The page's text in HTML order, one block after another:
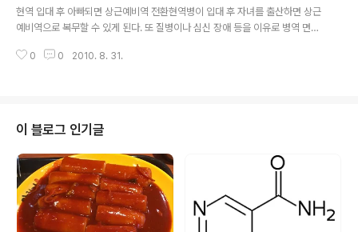
했을 때 모 동호회 사이트에서 타블로 관련해서 조금 길게
댓글 논쟁(?)을 한 적이 있습니다. 타블로를 옹호하는 것은
리더군요. 그 때 제가 주장한 것은 조금만 선의로 해석해보
현역 입대 후 아빠되면 상근예비역 전환현역병이 입대 후 자녀를 출산하면 상근
예비역으로 복무할 수 있게 된다. 또 질병이나 심신 장애 등을 이유로 병역 면제
수 있게 된다. 정부는 31일 청와대에서 열린 국무회의에서 이같은 내용의 '병역
나온 출산 장려책인가요? 출산장려책으로는 좋을지도 모르지만 가정문제는 더
생기지 않을까 약간 걱정도 됩니다. (그나저나 이미 아이가 있으면 상근예비역
으로 복무할 수 있었다는 말..
0 0 2010. 8. 31.
이 블로그 인기글